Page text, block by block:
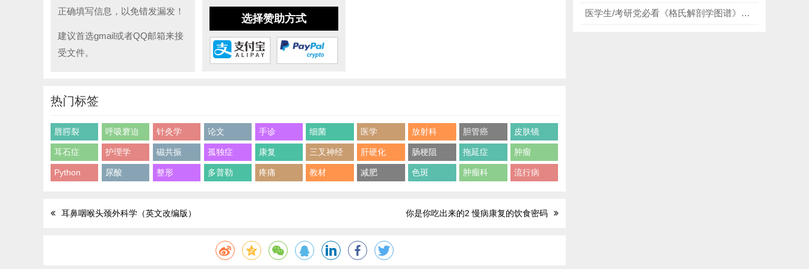
正确填写信息，以免错发漏发！
建议首选gmail或者QQ邮箱来接
受文件。
选择赞助方式
热门标签
唇腭裂 呼吸窘迫 针灸学 论文 手诊 细菌 医学 放射科 胆管癌 皮肤镜
耳石症 护理学 磁共振 孤独症 康复 三叉神经 肝硬化 肠梗阻 拖延症 肿瘤
Python 尿酸 整形 多普勒 疼痛 教材 减肥 色斑 肿瘤科 流行病
耳鼻咽喉头颈外科学（英文改编版） 你是你吃出来的2 慢病康复的饮食密码
医学生/考研党必看《格氏解剖学图谱》第3版高清中英文版，超高清全彩插图，每一页都能精准对接学习和临床需求！